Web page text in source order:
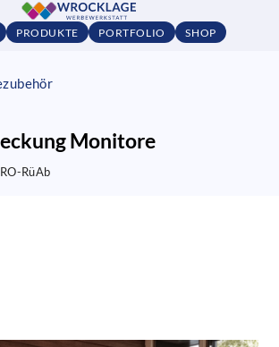
PRODUKTE PORTFOLIO SHOP
Monitore
RüAb